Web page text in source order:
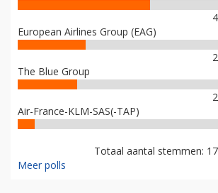
European Airlines Group (EAG)
The Blue Group
Air-France-KLM-SAS(-TAP)
Totaal aantal stemmen:
Meer polls